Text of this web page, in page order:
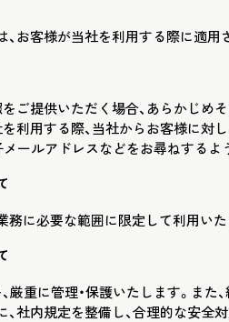
お客様が当社を利用する際に適用
ご提供いただく場合、あらかじめ
利用する際、当社からお客様に対
メールアドレスなどをお尋ねするよ
に必要な範囲に限定して利用いた
厳重に管理・保護いたします。また
社内規定を整備し、合理的な安全